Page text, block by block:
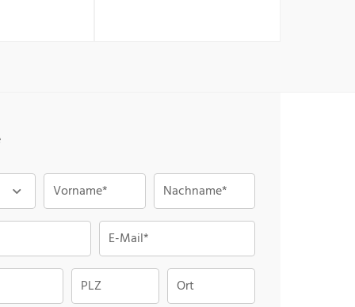
Vorname* Nachname*
E-Mail*
PLZ Ort